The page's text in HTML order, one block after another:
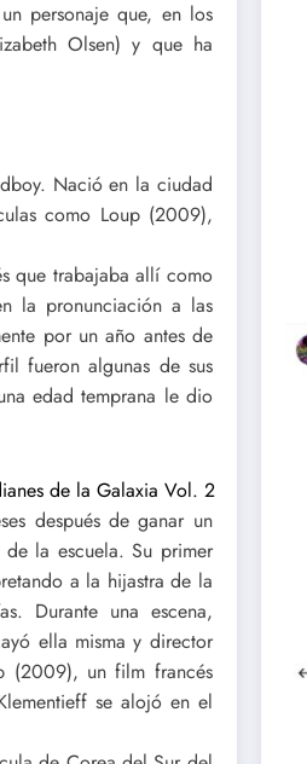
personaje que, en los
Olsen) y que ha
Nació en la ciudad
como Loup (2009),
que trabajaba allí como
la pronunciación a las
por un año antes de
fueron algunas de sus
edad temprana le dio
después de ganar un
la escuela. Su primer
a la hijastra de la
Durante una escena,
ella misma y ​​director
(2009), un film francés
se alojó en el